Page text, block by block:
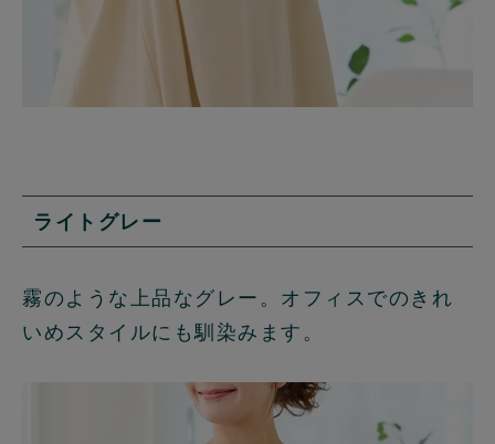
ライトグレー
霧のような上品なグレー。オフィスでのきれ
いめスタイルにも馴染みます。